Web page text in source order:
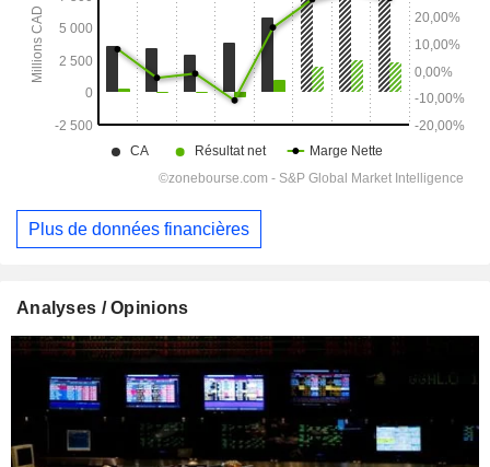
Plus de données financières
Analyses / Opinions